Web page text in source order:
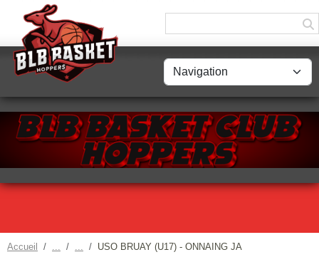
Accueil USO BRUAY (U17) - ONNAING JA
Panneau de gestion des cookies